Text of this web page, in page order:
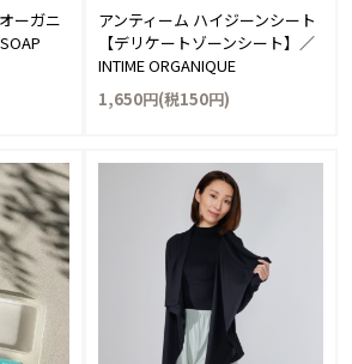
ーガニ
アンティーム ハイジーンシート
【デリケートゾーンシート】／
INTIME ORGANIQUE
1,650円(税150円)